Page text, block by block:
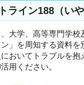
ライン188（い
大学、高等専門学
」を周知する資料
おいてトラブルを
用ください。